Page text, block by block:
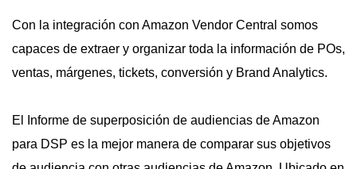
Con la integración con Amazon Vendor Central somos
capaces de extraer y organizar toda la información de POs,
ventas, márgenes, tickets, conversión y Brand Analytics.
El Informe de superposición de audiencias de Amazon
para DSP es la mejor manera de comparar sus objetivos